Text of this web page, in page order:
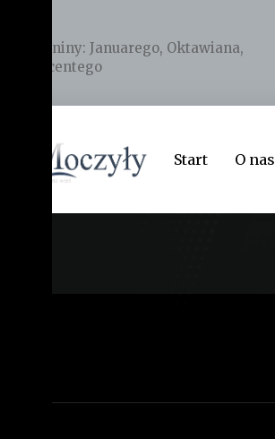
Imieniny:Januarego, Oktawiana,
Wincentego
Start O nas